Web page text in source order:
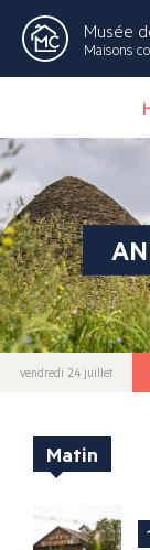
Musée
Maisons
vendredi 24 juillet
Matin